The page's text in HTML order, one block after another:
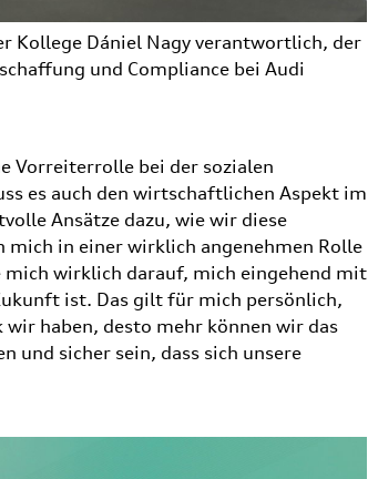
Kollege Dániel Nagy verantwortlich, der
und Compliance bei Audi
Vorreiterrolle bei der sozialen
es auch den wirtschaftlichen Aspekt im
Ansätze dazu, wie wir diese
mich in einer wirklich angenehmen Rolle
wirklich darauf, mich eingehend mit
ist. Das gilt für mich persönlich,
wir haben, desto mehr können wir das
und sicher sein, dass sich unsere